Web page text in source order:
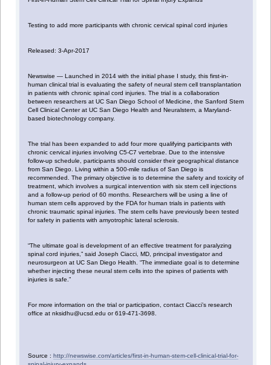
Testing to add more participants with chronic cervical spinal cord injuries
Released: 3-Apr-2017
Newswise — Launched in 2014 with the initial phase I study, this first-in-
human clinical trial is evaluating the safety of neural stem cell transplantation
in patients with chronic spinal cord injuries. The trial is a collaboration
between researchers at UC San Diego School of Medicine, the Sanford Stem
Cell Clinical Center at UC San Diego Health and Neuralstem, a Maryland-
based biotechnology company.
The trial has been expanded to add four more qualifying participants with
chronic cervical injuries involving C5-C7 vertebrae. Due to the intensive
follow-up schedule, participants should consider their geographical distance
from San Diego. Living within a 500-mile radius of San Diego is
recommended. The primary objective is to determine the safety and toxicity of
treatment, which involves a surgical intervention with six stem cell injections
and a follow-up period of 60 months. Researchers will be using a line of
human stem cells approved by the FDA for human trials in patients with
chronic traumatic spinal injuries. The stem cells have previously been tested
for safety in patients with amyotrophic lateral sclerosis.
“The ultimate goal is development of an effective treatment for paralyzing
spinal cord injuries,” said Joseph Ciacci, MD, principal investigator and
neurosurgeon at UC San Diego Health. “The immediate goal is to determine
whether injecting these neural stem cells into the spines of patients with
injuries is safe.”
For more information on the trial or participation, contact Ciacci’s research
office at nksidhu@ucsd.edu or 619-471-3698.
Source :http://newswise.com/articles/first-in-human-stem-cell-clinical-trial-for-